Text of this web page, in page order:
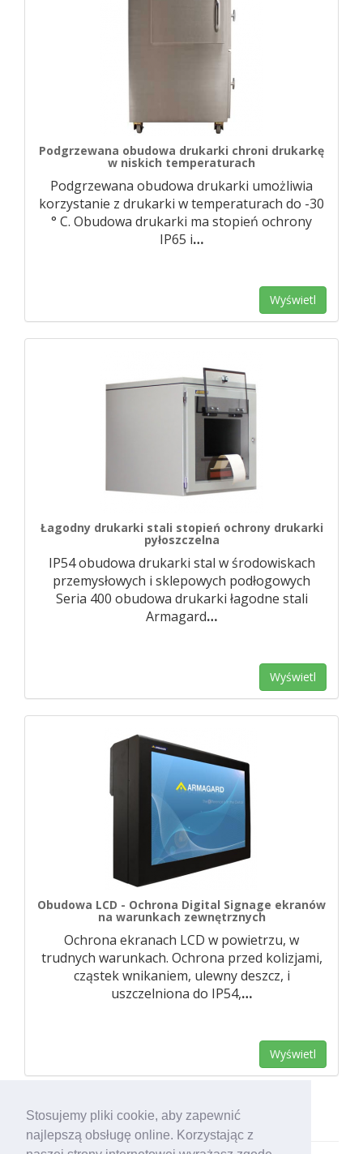
Stosujemy pliki cookie, aby zapewnić
najlepszą obsługę online. Korzystając z
Podgrzewana obudowa drukarki chroni drukarkę
w niskich temperaturach
Podgrzewana obudowa drukarki umożliwia
korzystanie z drukarki w temperaturach do -30
° C. Obudowa drukarki ma stopień ochrony
IP65 i…
Wyświetl
Łagodny drukarki stali stopień ochrony drukarki
pyłoszczelna
IP54 obudowa drukarki stal w środowiskach
przemysłowych i sklepowych podłogowych
Seria 400 obudowa drukarki łagodne stali
Armagard…
Wyświetl
Obudowa LCD - Ochrona Digital Signage ekranów
na warunkach zewnętrznych
Ochrona ekranach LCD w powietrzu, w
trudnych warunkach. Ochrona przed kolizjami,
cząstek wnikaniem, ulewny deszcz, i
uszczelniona do IP54,…
Wyświetl